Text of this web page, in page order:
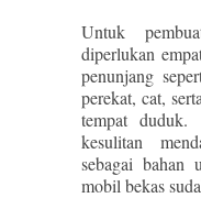
Untuk
diperlukan
penunjang
perekat, cat,
tempat
kesulitan
sebagai bahan
mobil bekas